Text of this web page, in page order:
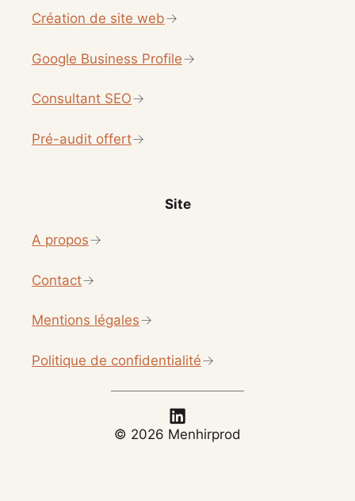
Création de site web
Google Business Profile
Consultant SEO
Pré-audit offert
Site
A propos
Contact
Mentions légales
Politique de confidentialité
© 2026 Menhirprod